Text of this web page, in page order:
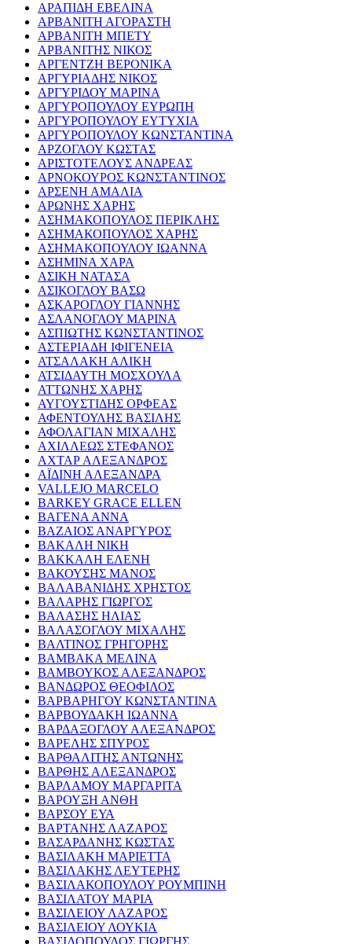
ΑΡΑΠΙΔΗ ΕΒΕΛΙΝΑ
ΑΡΒΑΝΙΤΗ ΑΓΟΡΑΣΤΗ
ΑΡΒΑΝΙΤΗ ΜΠΕΤΥ
ΑΡΒΑΝΙΤΗΣ ΝΙΚΟΣ
ΑΡΓΕΝΤΖΗ ΒΕΡΟΝΙΚΑ
ΑΡΓΥΡΙΑΔΗΣ ΝΙΚΟΣ
ΑΡΓΥΡΙΔΟΥ ΜΑΡΙΝΑ
ΑΡΓΥΡΟΠΟΥΛΟΥ ΕΥΡΩΠΗ
ΑΡΓΥΡΟΠΟΥΛΟΥ ΕΥΤΥΧΙΑ
ΑΡΓΥΡΟΠΟΥΛΟΥ ΚΩΝΣΤΑΝΤΙΝΑ
ΑΡΖΟΓΛΟΥ ΚΩΣΤΑΣ
ΑΡΙΣΤΟΤΕΛΟΥΣ ΑΝΔΡΕΑΣ
ΑΡΝΟΚΟΥΡΟΣ ΚΩΝΣΤΑΝΤΙΝΟΣ
ΑΡΣΕΝΗ ΑΜΑΛΙΑ
ΑΡΩΝΗΣ ΧΑΡΗΣ
ΑΣΗΜΑΚΟΠΟΥΛΟΣ ΠΕΡΙΚΛΗΣ
ΑΣΗΜΑΚΟΠΟΥΛΟΣ ΧΑΡΗΣ
ΑΣΗΜΑΚΟΠΟΥΛΟΥ ΙΩΑΝΝΑ
ΑΣΗΜΙΝΑ ΧΑΡΑ
ΑΣΙΚΗ ΝΑΤΑΣΑ
ΑΣΙΚΟΓΛΟΥ ΒΑΣΩ
ΑΣΚΑΡΟΓΛΟΥ ΓΙΑΝΝΗΣ
ΑΣΛΑΝΟΓΛΟΥ ΜΑΡΙΝΑ
ΑΣΠΙΩΤΗΣ ΚΩΝΣΤΑΝΤΙΝΟΣ
ΑΣΤΕΡΙΑΔΗ ΙΦΙΓΕΝΕΙΑ
ΑΤΣΑΛΑΚΗ ΑΛΙΚΗ
ΑΤΣΙΔΑΥΤΗ ΜΟΣΧΟΥΛΑ
ΑΤΤΩΝΗΣ ΧΑΡΗΣ
ΑΥΓΟΥΣΤΙΔΗΣ ΟΡΦΕΑΣ
ΑΦΕΝΤΟΥΛΗΣ ΒΑΣΙΛΗΣ
ΑΦΟΛΑΓΙΑΝ ΜΙΧΑΛΗΣ
ΑΧΙΛΛΕΩΣ ΣΤΕΦΑΝΟΣ
ΑΧΤΑΡ ΑΛΕΞΑΝΔΡΟΣ
ΑΪΔΙΝΗ ΑΛΕΞΑΝΔΡΑ
VALLEJO MARCELO
BARKEY GRACE ELLEN
ΒΑΓΕΝΑ ΑΝΝΑ
ΒΑΖΑΙΟΣ ΑΝΑΡΓΥΡΟΣ
ΒΑΚΑΛΗ ΝΙΚΗ
ΒΑΚΚΑΛΗ ΕΛΕΝΗ
ΒΑΚΟΥΣΗΣ ΜΑΝΟΣ
ΒΑΛΑΒΑΝΙΔΗΣ ΧΡΗΣΤΟΣ
ΒΑΛΑΡΗΣ ΓΙΩΡΓΟΣ
ΒΑΛΑΣΗΣ ΗΛΙΑΣ
ΒΑΛΑΣΟΓΛΟΥ ΜΙΧΑΛΗΣ
ΒΑΛΤΙΝΟΣ ΓΡΗΓΟΡΗΣ
ΒΑΜΒΑΚΑ ΜΕΛΙΝΑ
ΒΑΜΒΟΥΚΟΣ ΑΛΕΞΑΝΔΡΟΣ
ΒΑΝΔΩΡΟΣ ΘΕΟΦΙΛΟΣ
ΒΑΡΒΑΡΗΓΟΥ ΚΩΝΣΤΑΝΤΙΝΑ
ΒΑΡΒΟΥΔΑΚΗ ΙΩΑΝΝΑ
ΒΑΡΔΑΞΟΓΛΟΥ ΑΛΕΞΑΝΔΡΟΣ
ΒΑΡΕΛΗΣ ΣΠΥΡΟΣ
ΒΑΡΘΑΛΙΤΗΣ ΑΝΤΩΝΗΣ
ΒΑΡΘΗΣ ΑΛΕΞΑΝΔΡΟΣ
ΒΑΡΛΑΜΟΥ ΜΑΡΓΑΡΙΤΑ
ΒΑΡΟΥΞΗ ΑΝΘΗ
ΒΑΡΣΟΥ ΕΥΑ
ΒΑΡΤΑΝΗΣ ΛΑΖΑΡΟΣ
ΒΑΣΑΡΔΑΝΗΣ ΚΩΣΤΑΣ
ΒΑΣΙΛΑΚΗ ΜΑΡΙΕΤΤΑ
ΒΑΣΙΛΑΚΗΣ ΛΕΥΤΕΡΗΣ
ΒΑΣΙΛΑΚΟΠΟΥΛΟΥ ΡΟΥΜΠΙΝΗ
ΒΑΣΙΛΑΤΟΥ ΜΑΡΙΑ
ΒΑΣΙΛΕΙΟΥ ΛΑΖΑΡΟΣ
ΒΑΣΙΛΕΙΟΥ ΛΟΥΚΙΑ